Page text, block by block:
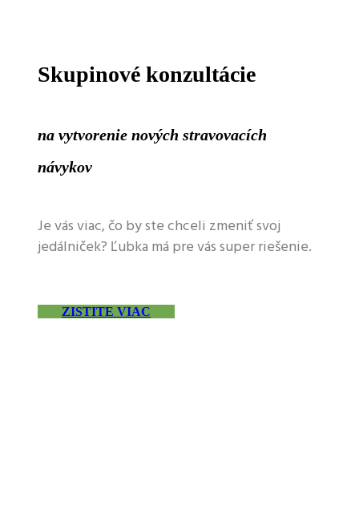
Skupinové konzultácie
na vytvorenie nových stravovacích
návykov
Je vás viac, čo by ste chceli zmeniť svoj
jedálniček? Ľubka má pre vás super riešenie.
ZISTITE VIAC